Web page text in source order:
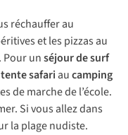
réchauffer au
et les pizzas au
Pour unséjour de surf
safari aucamping
de marche de l’école.
Si vous allez dans
la plage nudiste.